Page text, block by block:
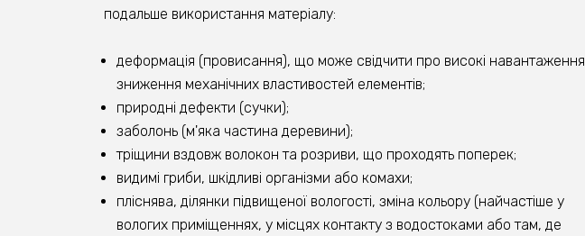
подальше використання матеріалу:
деформація (провисання), що може свідчити про високі
зниження механічних властивостей елементів;
природні дефекти (сучки);
заболонь (м'яка частина деревини);
тріщини вздовж волокон та розриви, що проходять поперек;
видимі гриби, шкідливі організми або комахи;
пліснява, ділянки підвищеної вологості, зміна кольору (найчастіше у
вологих приміщеннях, у місцях контакту з водостоками або там, де